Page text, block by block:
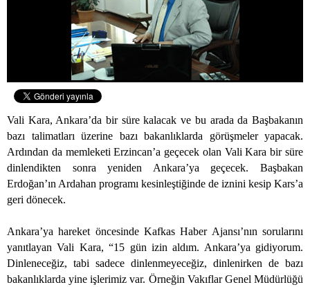
Vali Kara, Ankara’da bir süre kalacak ve bu arada da Başbakanın
bazı talimatları üzerine bazı bakanlıklarda görüşmeler yapacak.
Ardından da memleketi Erzincan’a geçecek olan Vali Kara bir süre
dinlendikten sonra yeniden Ankara’ya geçecek. Başbakan
Erdoğan’ın Ardahan programı kesinleştiğinde de iznini kesip Kars’a
geri dönecek.
Ankara’ya hareket öncesinde Kafkas Haber Ajansı’nın sorularını
yanıtlayan Vali Kara, “15 gün izin aldım. Ankara’ya gidiyorum.
Dinleneceğiz, tabi sadece dinlenmeyeceğiz, dinlenirken de bazı
bakanlıklarda yine işlerimiz var. Örneğin Vakıflar Genel Müdürlüğü